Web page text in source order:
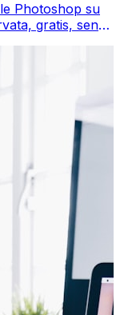
Photoshop su
gratis, senza